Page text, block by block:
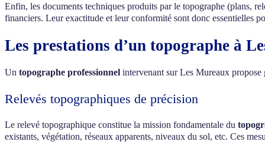
Enfin, les documents techniques produits par le topographe (plans,
financiers. Leur exactitude et leur conformité sont donc essentielles
Les prestations d’un topographe à
Un topographe professionnel intervenant sur Les Mureaux propose
Relevés topographiques de précision
Le relevé topographique constitue la mission fondamentale du
existants, végétation, réseaux apparents, niveaux du sol, etc. Ces